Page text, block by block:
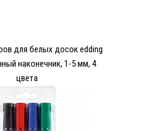
для белых досок edding
наконечник, 1-5 мм, 4
цвета